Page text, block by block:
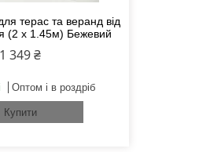
терас та веранд від
(2 х 1.45м) Бежевий
1 349 ₴
Оптом і в роздріб
Купити